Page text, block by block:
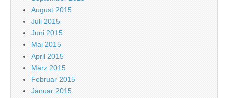
August 2015
Juli 2015
Juni 2015
Mai 2015
April 2015
März 2015
Februar 2015
Januar 2015